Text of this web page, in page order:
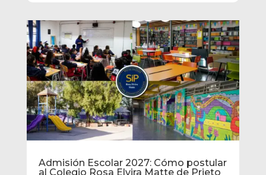
Admisión Escolar 2027: Cómo postular
al Colegio Rosa Elvira Matte de Prieto